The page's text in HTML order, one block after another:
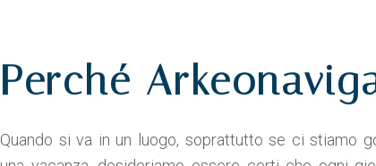
Perché
Quando si va in un luogo, soprattutto se ci stiamo